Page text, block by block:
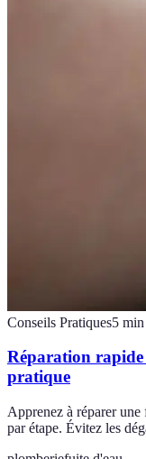
Conseils Pratiques5 min
Réparation
pratique
Apprenez à réparer
par étape. Évitez les